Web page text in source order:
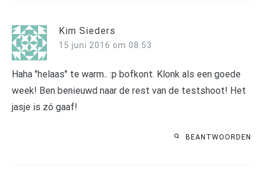
Kim Sieders
15 juni 2016 om 08:53
Haha "helaas" te warm.. :p bofkont. Klonk als een goede
week! Ben benieuwd naar de rest van de testshoot! Het
jasje is zó gaaf!
BEANTWOORDEN